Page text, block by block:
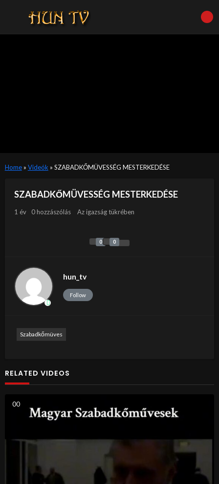
Home» Videók » SZABADKŐMÜVESSÉG MESTERKEDÉSE
SZABADKŐMÜVESSÉG MESTERKEDÉSE
1 év 0 hozzászólás Az igazság tükrében
0 0
hun_tv
Follow
Szabadkőmüves
RELATED VIDEOS
00